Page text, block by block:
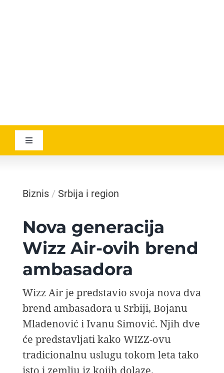
Toggle
Navigation
GEOGRAPHICA
AVIOPEDIA
SPECIJAL
FOTO PRIČA
AGENT
Biznis/ Srbija i region
Nova generacija
Wizz Air-ovih brend
ambasadora
Wizz Air je predstavio svoja nova dva
brend ambasadora u Srbiji, Bojanu
Mladenović i Ivanu Simović. Njih dve
će predstavljati kako WIZZ-ovu
tradicionalnu uslugu tokom leta tako
isto i zemlju iz kojih dolaze.